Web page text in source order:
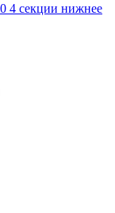
4 секции нижнее